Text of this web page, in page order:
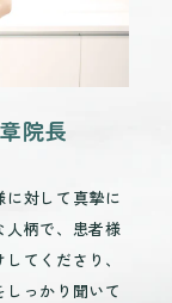
院長
に対して真摯に
人柄で、患者様
てくださり、
っかり聞いて